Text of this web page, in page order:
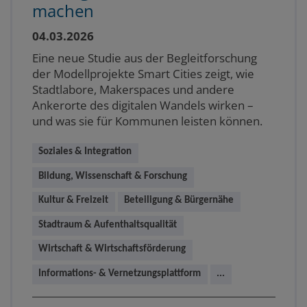
machen
04.03.2026
Eine neue Studie aus der Begleitforschung
der Modellprojekte Smart Cities zeigt, wie
Stadtlabore, Makerspaces und andere
Ankerorte des digitalen Wandels wirken –
und was sie für Kommunen leisten können.
Soziales & Integration
Bildung, Wissenschaft & Forschung
Kultur & Freizeit Beteiligung & Bürgernähe
Stadtraum & Aufenthaltsqualität
Wirtschaft & Wirtschaftsförderung
Informations- & Vernetzungsplattform ...